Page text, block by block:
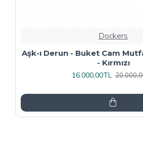
Dockers
Çipa Döküm Ayak - Play
Takımı - 70x120 (Werzalit,
Allzalit Tabla) - Afyon